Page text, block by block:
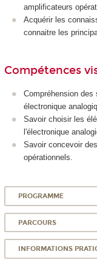
amplificateurs
Acquérir les
connaitre les
Compétences
Compréhension
électronique
Savoir choisir les
l'électronique
Savoir concevoir
opérationnels.
PROGRAMME
PARCOURS
INFORMATIONS